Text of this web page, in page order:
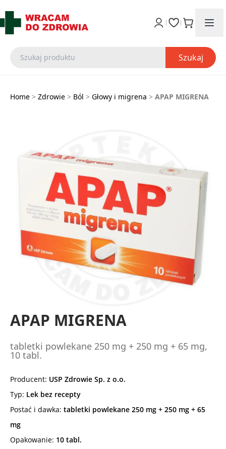
Szukaj
Home > Zdrowie > Ból > Głowy i migrena > APAP MIGRENA
APAP MIGRENA
tabletki powlekane 250 mg + 250 mg + 65 mg,
10 tabl.
Producent: USP Zdrowie Sp. z o.o.
Typ: Lek bez recepty
Postać i dawka: tabletki powlekane 250 mg + 250 mg + 65
mg
Opakowanie: 10 tabl.